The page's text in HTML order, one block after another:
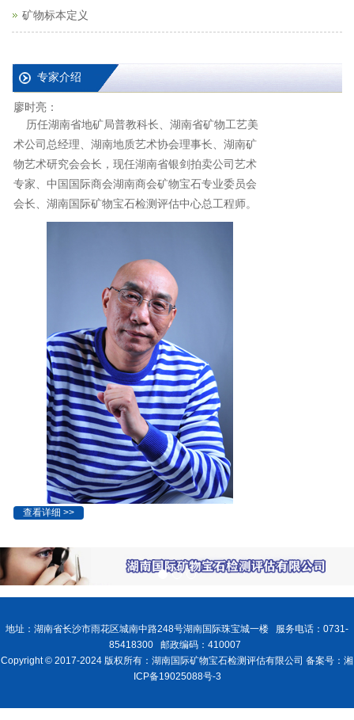
矿物标本定义
专家介绍
廖时亮：
历任湖南省地矿局普教科长、湖南省矿物工艺美
术公司总经理、湖南地质艺术协会理事长、湖南矿
物艺术研究会会长，现任湖南省银剑拍卖公司艺术
专家、中国国际商会湖南商会矿物宝石专业委员会
会长、湖南国际矿物宝石检测评估中心总工程师。
查看详细 >>
地址：湖南省长沙市雨花区城南中路248号湖南国际珠宝城一楼 服务电话：0731-
85418300 邮政编码：410007
Copyright © 2017-2024 版权所有：湖南国际矿物宝石检测评估有限公司 备案号：湘
ICP备19025088号-3